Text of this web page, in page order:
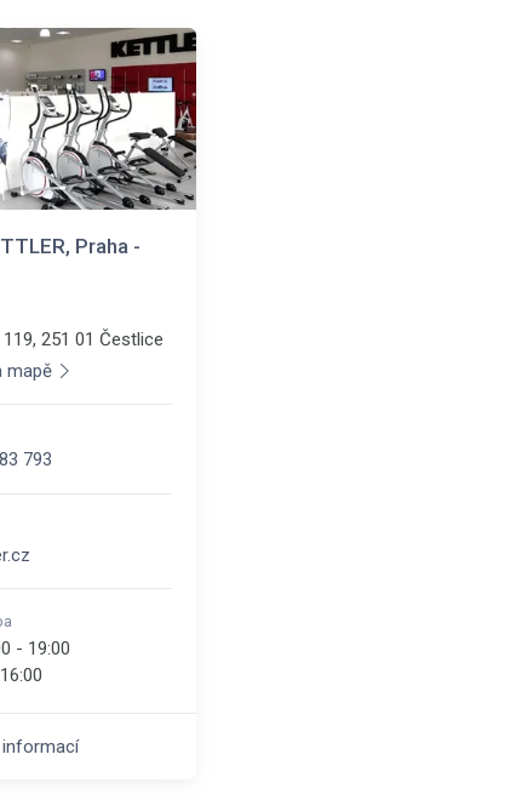
Praha -
251 01 Čestlice
mapě
793
- 19:00